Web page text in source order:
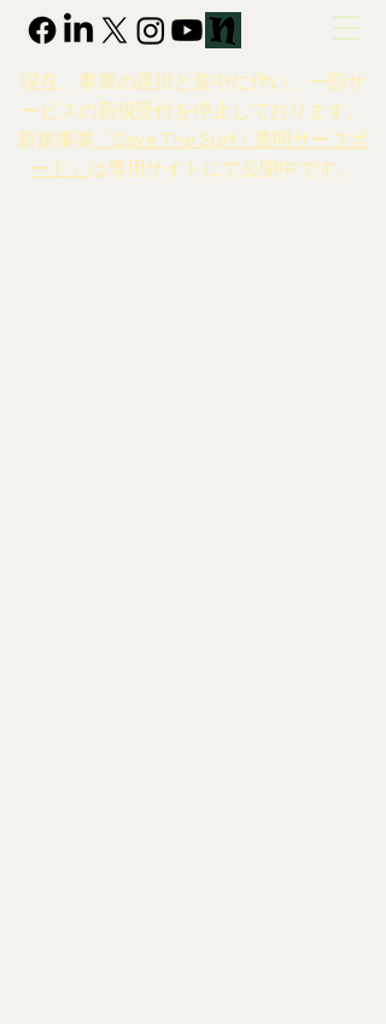
現在、事業の選択と集中に伴い、一部サ
ービスの新規受付を停止しております。
新規事業 「Save The Surf｜透明サーフボ
ード」 は専用サイトにて公開中です。